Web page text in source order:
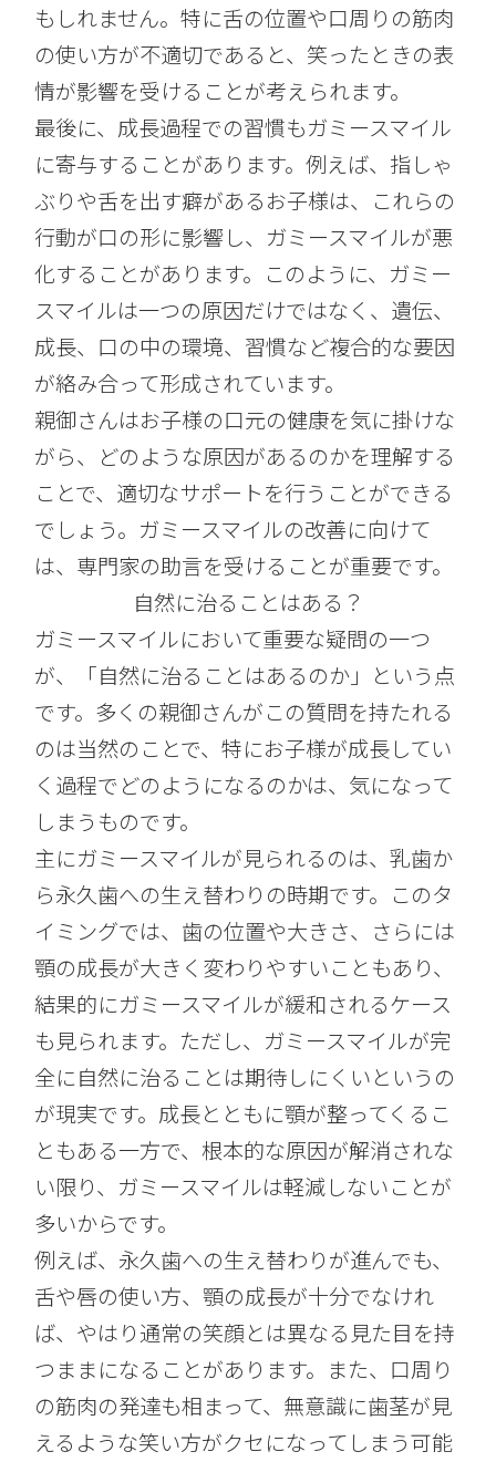
もしれません。特に舌の位置や口周りの筋肉
の使い方が不適切であると、笑ったときの表
情が影響を受けることが考えられます。
最後に、成長過程での習慣もガミースマイル
に寄与することがあります。例えば、指しゃ
ぶりや舌を出す癖があるお子様は、これらの
行動が口の形に影響し、ガミースマイルが悪
化することがあります。このように、ガミー
スマイルは一つの原因だけではなく、遺伝、
成長、口の中の環境、習慣など複合的な要因
が絡み合って形成されています。
親御さんはお子様の口元の健康を気に掛けな
がら、どのような原因があるのかを理解する
ことで、適切なサポートを行うことができる
でしょう。ガミースマイルの改善に向けて
は、専門家の助言を受けることが重要です。
自然に治ることはある？
ガミースマイルにおいて重要な疑問の一つ
が、「自然に治ることはあるのか」という点
です。多くの親御さんがこの質問を持たれる
のは当然のことで、特にお子様が成長してい
く過程でどのようになるのかは、気になって
しまうものです。
主にガミースマイルが見られるのは、乳歯か
ら永久歯への生え替わりの時期です。このタ
イミングでは、歯の位置や大きさ、さらには
顎の成長が大きく変わりやすいこともあり、
結果的にガミースマイルが緩和されるケース
も見られます。ただし、ガミースマイルが完
全に自然に治ることは期待しにくいというの
が現実です。成長とともに顎が整ってくるこ
ともある一方で、根本的な原因が解消されな
い限り、ガミースマイルは軽減しないことが
多いからです。
例えば、永久歯への生え替わりが進んでも、
舌や唇の使い方、顎の成長が十分でなけれ
ば、やはり通常の笑顔とは異なる見た目を持
つままになることがあります。また、口周り
の筋肉の発達も相まって、無意識に歯茎が見
えるような笑い方がクセになってしまう可能